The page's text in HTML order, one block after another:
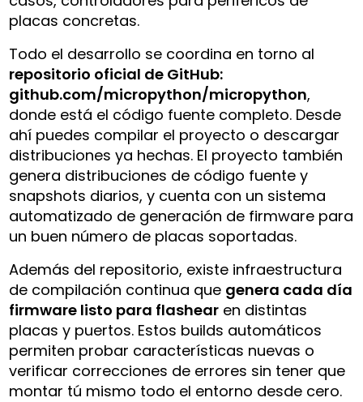
placas concretas.
Todo el desarrollo se coordina en torno al
repositorio oficial de GitHub:
github.com/micropython/micropython,
donde está el código fuente completo. Desde
ahí puedes compilar el proyecto o descargar
distribuciones ya hechas. El proyecto también
genera distribuciones de código fuente y
snapshots diarios, y cuenta con un sistema
automatizado de generación de firmware para
un buen número de placas soportadas.
Además del repositorio, existe infraestructura
de compilación continua que genera cada día
firmware listo para flashear en distintas
placas y puertos. Estos builds automáticos
permiten probar características nuevas o
verificar correcciones de errores sin tener que
montar tú mismo todo el entorno desde cero.